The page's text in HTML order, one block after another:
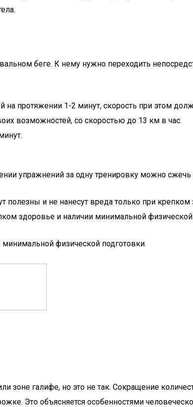
беге. К нему нужно переходить
протяжении 1-2 минут, скорость при этом
возможностей, со скоростью до 13 км в час.
упражнений за одну тренировку можно сжечь
полезны и не нанесут вреда только при
здоровье и наличии минимальной
физической подготовки.
зоне галифе, но это не так. Сокращение
Это объясняется особенностями